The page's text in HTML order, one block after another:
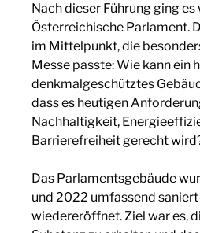
Nach dieser Führung ging es
Österreichische Parlament.
im Mittelpunkt, die
Messe passte: Wie kann ein
denkmalgeschütztes
dass es heutigen
Nachhaltigkeit,
Barrierefreiheit gerecht
Das Parlamentsgebäude
und 2022 umfassend
wiedereröffnet. Ziel war es,